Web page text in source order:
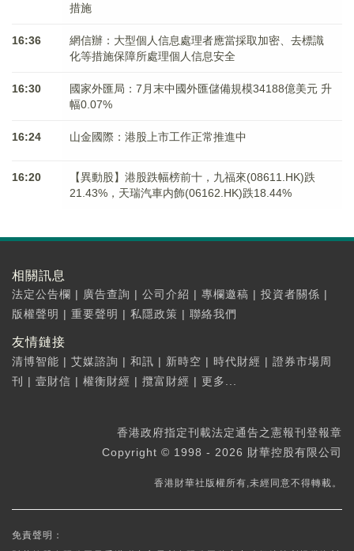
措施
16:36
網信辦：大型個人信息處理者應當採取加密、去標識
化等措施保障所處理個人信息安全
16:30
國家外匯局：7月末中國外匯儲備規模34188億美元 升
幅0.07%
16:24 山金國際：港股上市工作正常推進中
16:20
【異動股】港股跌幅榜前十，九福來(08611.HK)跌
21.43%，天瑞汽車内飾(06162.HK)跌18.44%
相關訊息
法定公告欄 | 廣告查詢 | 公司介紹 | 專欄邀稿 | 投資者關係 |
版權聲明 | 重要聲明 | 私隱政策 | 聯絡我們
友情鏈接
清博智能 | 艾媒諮詢 | 和訊 | 新時空 | 時代財經 | 證券市場周
刊 | 壹財信 | 權衡財經 | 攬富財經 | 更多...
香港政府指定刊載法定通告之憲報刊登報章
Copyright © 1998 - 2026 財華控股有限公司
香港財華社版權所有,未經同意不得轉載。
免責聲明：